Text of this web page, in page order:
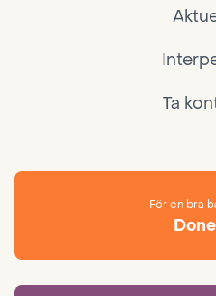
Ta
För en bra